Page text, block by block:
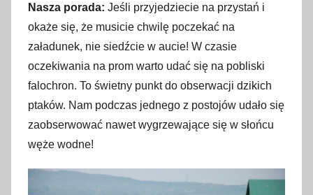
Nasza porada: Jeśli przyjedziecie na przystań i
okaże się, że musicie chwilę poczekać na
załadunek, nie siedźcie w aucie! W czasie
oczekiwania na prom warto udać się na pobliski
falochron. To świetny punkt do obserwacji dzikich
ptaków. Nam podczas jednego z postojów udało się
zaobserwować nawet wygrzewające się w słońcu
węże wodne!